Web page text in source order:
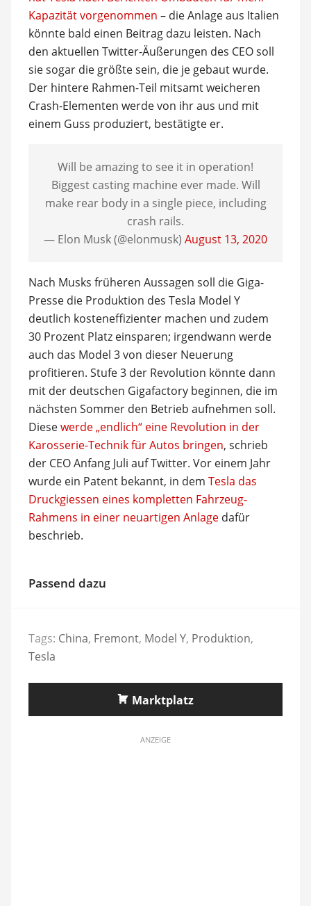
Kapazität vorgenommen – die Anlage aus Italien
könnte bald einen Beitrag dazu leisten. Nach
den aktuellen Twitter-Äußerungen des CEO soll
sie sogar die größte sein, die je gebaut wurde.
Der hintere Rahmen-Teil mitsamt weicheren
Crash-Elementen werde von ihr aus und mit
einem Guss produziert, bestätigte er.
Will be amazing to see it in operation!
Biggest casting machine ever made. Will
make rear body in a single piece, including
crash rails.
— Elon Musk (@elonmusk) August 13, 2020
Nach Musks früheren Aussagen soll die Giga-
Presse die Produktion des Tesla Model Y
deutlich kosteneffizienter machen und zudem
30 Prozent Platz einsparen; irgendwann werde
auch das Model 3 von dieser Neuerung
profitieren. Stufe 3 der Revolution könnte dann
mit der deutschen Gigafactory beginnen, die im
nächsten Sommer den Betrieb aufnehmen soll.
Diesewerde „endlich“ eine Revolution in der
Karosserie-Technik für Autos bringen, schrieb
der CEO Anfang Juli auf Twitter. Vor einem Jahr
wurde ein Patent bekannt, in dem Tesla das
Druckgiessen eines kompletten Fahrzeug-
Rahmens in einer neuartigen Anlagedafür
beschrieb.
Passend dazu
Tags: China, Fremont, Model Y, Produktion,
Tesla
Marktplatz
ANZEIGE